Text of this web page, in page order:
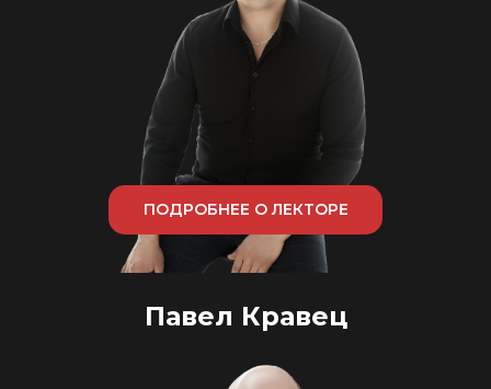
ПОДРОБНЕЕ О ЛЕКТОРЕ
Павел Кравец